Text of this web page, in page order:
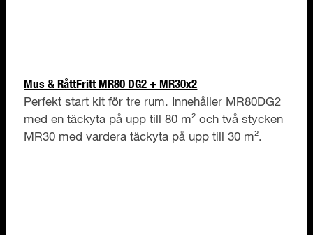
Mus & RåttFritt MR80 DG2 + MR30x2
Perfekt start kit för tre rum. Innehåller MR80DG2
med en täckyta på upp till 80 m² och två stycken
MR30 med vardera täckyta på upp till 30 m².